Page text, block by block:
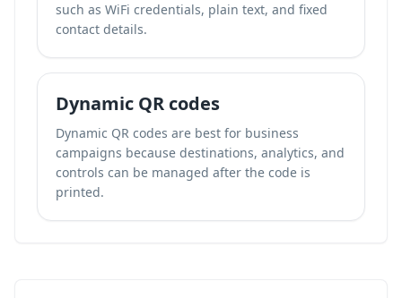
such as WiFi credentials, plain text, and fixed
contact details.
Dynamic QR codes
Dynamic QR codes are best for business
campaigns because destinations, analytics, and
controls can be managed after the code is
printed.